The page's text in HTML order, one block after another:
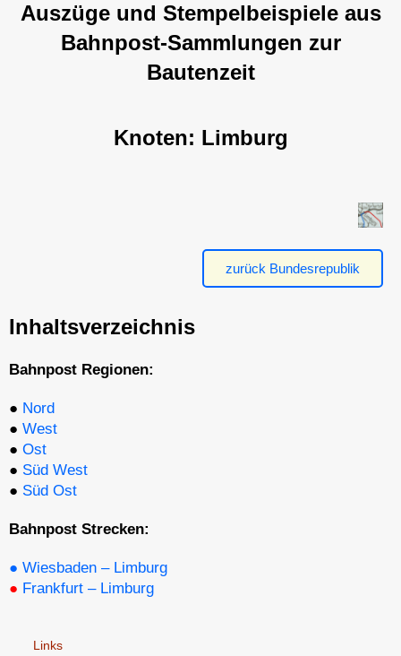
Auszüge und Stempelbeispiele aus
Bahnpost-Sammlungen zur
Bautenzeit
Knoten: Limburg
zurück Bundesrepublik
Inhaltsverzeichnis
Bahnpost Regionen:
● Nord
● West
● Ost
● Süd West
● Süd Ost
Bahnpost Strecken:
● Wiesbaden – Limburg
● Frankfurt – Limburg
Links